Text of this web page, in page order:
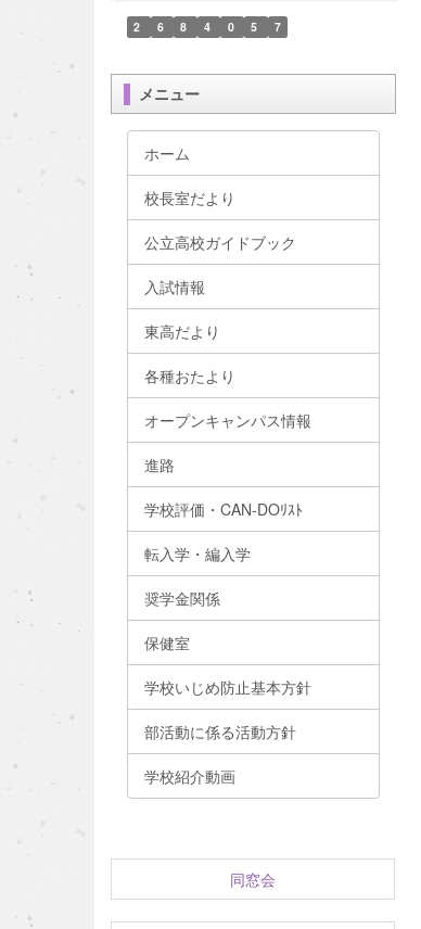
2 6 8 4 0 5 7
メニュー
ホーム
校長室だより
公立高校ガイドブック
入試情報
東高だより
各種おたより
オープンキャンパス情報
進路
学校評価・CAN-DOﾘｽﾄ
転入学・編入学
奨学金関係
保健室
学校いじめ防止基本方針
部活動に係る活動方針
学校紹介動画
同窓会